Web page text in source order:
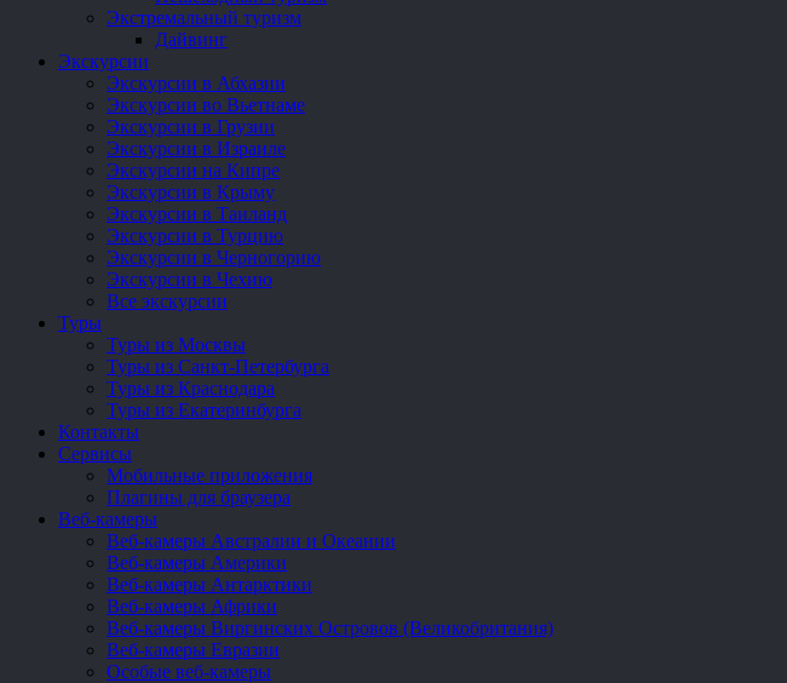
Экстремальный туризм
Дайвинг
Экскурсии
Экскурсии в Абхазии
Экскурсии во Вьетнаме
Экскурсии в Грузии
Экскурсии в Израиле
Экскурсии на Кипре
Экскурсии в Крыму
Экскурсии в Таиланд
Экскурсии в Турцию
Экскурсии в Черногорию
Экскурсии в Чехию
Все экскурсии
Туры
Туры из Москвы
Туры из Санкт-Петербурга
Туры из Краснодара
Туры из Екатеринбурга
Контакты
Сервисы
Мобильные приложения
Плагины для браузера
Веб-камеры
Веб-камеры Австралии и Океании
Веб-камеры Америки
Веб-камеры Антарктики
Веб-камеры Африки
Веб-камеры Виргинских Островов (Великобритания)
Веб-камеры Евразии
Особые веб-камеры